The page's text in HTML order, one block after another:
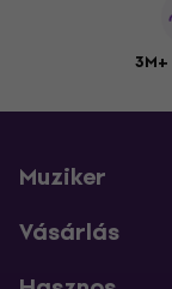
Muziker
Vásárlás